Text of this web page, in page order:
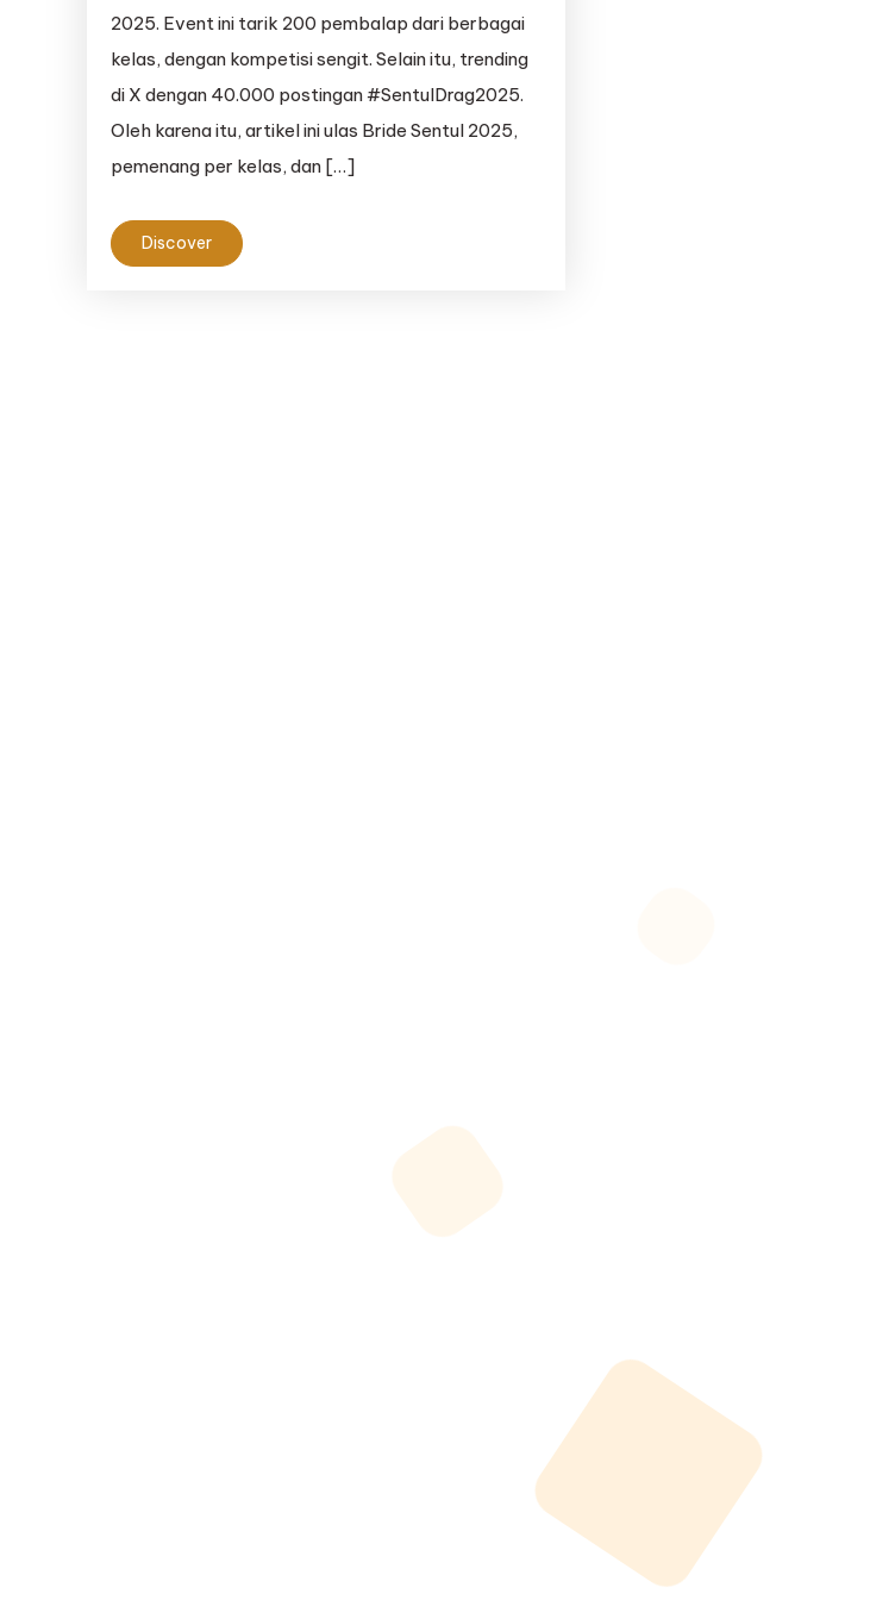
2025. Event ini tarik 200 pembalap dari berbagai
kelas, dengan kompetisi sengit. Selain itu, trending
di X dengan 40.000 postingan #SentulDrag2025.
Oleh karena itu, artikel ini ulas Bride Sentul 2025,
pemenang per kelas, dan […]
Discover